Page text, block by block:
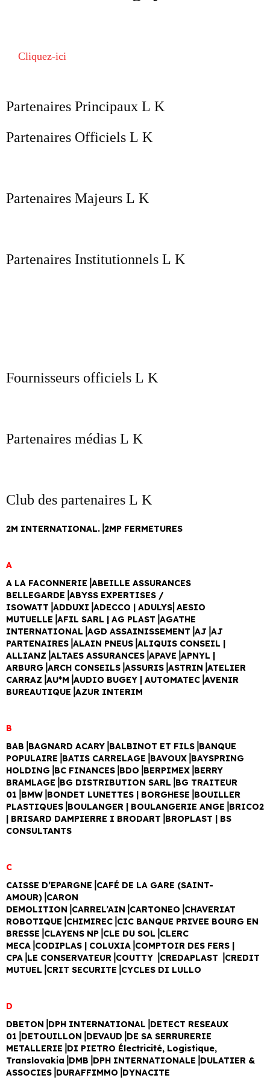
Cliquez-ici
Partenaires Principaux
Partenaires Officiels
Partenaires Majeurs
Partenaires Institutionnels
Fournisseurs officiels
Partenaires médias
Club des partenaires
2M INTERNATIONAL.⎥2MP FERMETURES
A
A LA FACONNERIE⎥ABEILLE ASSURANCES
BELLEGARDE⎥ABYSS EXPERTISES /
ISOWATT⎥ADDUXI⎥ADECCO | ADULYS⎜AESIO
MUTUELLE⎥AFIL SARL | AG PLAST⎥AGATHE
INTERNATIONAL⎥AGD ASSAINISSEMENT⎥AJ⎥AJ
PARTENAIRES⎥ALAIN PNEUS⎥ALIQUIS CONSEIL |
ALLIANZ⎥ALTAES ASSURANCES⎥APAVE⎥APNYL |
ARBURG⎥ARCH CONSEILS⎥ASSURIS⎥ASTRIN⎥ATELIER
CARRAZ⎥AU*M⎥AUDIO BUGEY | AUTOMATEC⎥AVENIR
BUREAUTIQUE⎥AZUR INTERIM
B
BAB⎥BAGNARD ACARY⎥BALBINOT ET FILS⎥BANQUE
POPULAIRE⎥BATIS CARRELAGE⎥BAVOUX⎥BAYSPRING
HOLDING⎥BC FINANCES⎥BDO⎥BERPIMEX⎥BERRY
BRAMLAGE ⎥BG DISTRIBUTION SARL⎥BG TRAITEUR
01⎥BMW⎥BONDET LUNETTES | BORGHESE⎥BOUILLER
PLASTIQUES⎥BOULANGER | BOULANGERIE ANGE⎥BRICO2
| BRISARD DAMPIERRE I BRODART⎥BROPLAST | BS
CONSULTANTS
C
CAISSE D’EPARGNE⎥CAFÉ DE LA GARE (SAINT-
AMOUR)⎥CARON
DEMOLITION⎥CARREL’AIN⎥CARTONEO⎥CHAVERIAT
ROBOTIQUE⎥CHIMIREC⎥CIC BANQUE PRIVEE BOURG EN
BRESSE⎥CLAYENS NP⎥CLE DU SOL⎥CLERC
MECA⎥CODIPLAS | COLUXIA⎥COMPTOIR DES FERS |
CPA⎥LE CONSERVATEUR⎥COUTTY ⎥CREDAPLAST ⎥CREDIT
MUTUEL⎥CRIT SECURITE⎥CYCLES DI LULLO
D
DBETON⎥DPH INTERNATIONAL⎥DETECT RESEAUX
01⎥DETOUILLON⎥DEVAUD⎥DE SA SERRURERIE
METALLERIE⎥DI PIETRO Électricité, Logistique,
Translovakia⎥DMB⎥DPH INTERNATIONALE⎥DULATIER &
ASSOCIES⎥DURAFFIMMO⎥DYNACITE